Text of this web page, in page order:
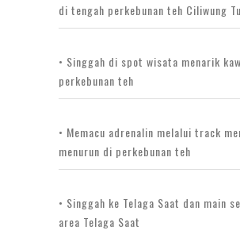
di tengah perkebunan teh Ciliwung
• Singgah di spot wisata menarik
perkebunan teh
• Memacu adrenalin melalui track
menurun di perkebunan teh
• Singgah ke Telaga Saat dan main
area Telaga Saat